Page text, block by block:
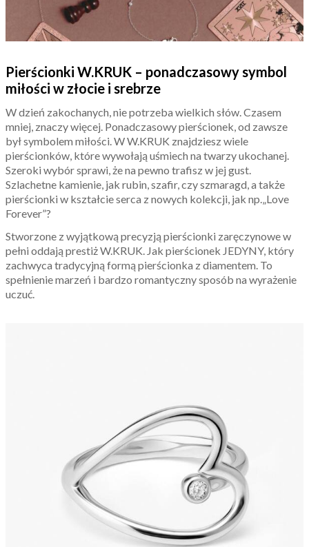
Pierścionki W.KRUK – ponadczasowy symbol
miłości w złocie i srebrze
W dzień zakochanych, nie potrzeba wielkich słów. Czasem
mniej, znaczy więcej. Ponadczasowy pierścionek, od zawsze
był symbolem miłości. W W.KRUK znajdziesz wiele
pierścionków, które wywołają uśmiech na twarzy ukochanej.
Szeroki wybór sprawi, że na pewno trafisz w jej gust.
Szlachetne kamienie, jak rubin, szafir, czy szmaragd, a także
pierścionki w kształcie serca z nowych kolekcji, jak np.„Love
Forever”?
Stworzone z wyjątkową precyzją pierścionki zaręczynowe w
pełni oddają prestiż W.KRUK. Jak pierścionek JEDYNY, który
zachwyca tradycyjną formą pierścionka z diamentem. To
spełnienie marzeń i bardzo romantyczny sposób na wyrażenie
uczuć.